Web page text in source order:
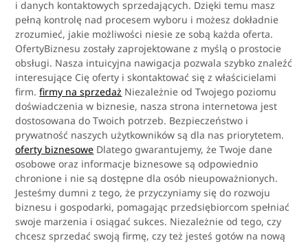
i danych kontaktowych sprzedających. Dzięki temu masz
pełną kontrolę nad procesem wyboru i możesz dokładnie
zrozumieć, jakie możliwości niesie ze sobą każda oferta.
OfertyBiznesu zostały zaprojektowane z myślą o prostocie
obsługi. Nasza intuicyjna nawigacja pozwala szybko znaleźć
interesujące Cię oferty i skontaktować się z właścicielami
firm.firmy na sprzedaż Niezależnie od Twojego poziomu
doświadczenia w biznesie, nasza strona internetowa jest
dostosowana do Twoich potrzeb. Bezpieczeństwo i
prywatność naszych użytkowników są dla nas priorytetem.
oferty biznesowe Dlatego gwarantujemy, że Twoje dane
osobowe oraz informacje biznesowe są odpowiednio
chronione i nie są dostępne dla osób nieupoważnionych.
Jesteśmy dumni z tego, że przyczyniamy się do rozwoju
biznesu i gospodarki, pomagając przedsiębiorcom spełniać
swoje marzenia i osiągać sukces. Niezależnie od tego, czy
chcesz sprzedać swoją firmę, czy też jesteś gotów na nową